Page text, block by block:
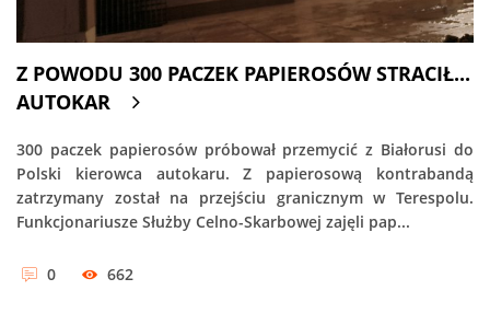
Z POWODU 300 PACZEK PAPIEROSÓW STRACIŁ...
AUTOKAR
300 paczek papierosów próbował przemycić z Białorusi do
Polski kierowca autokaru. Z papierosową kontrabandą
zatrzymany został na przejściu granicznym w Terespolu.
Funkcjonariusze Służby Celno-Skarbowej zajęli pap...
0 662